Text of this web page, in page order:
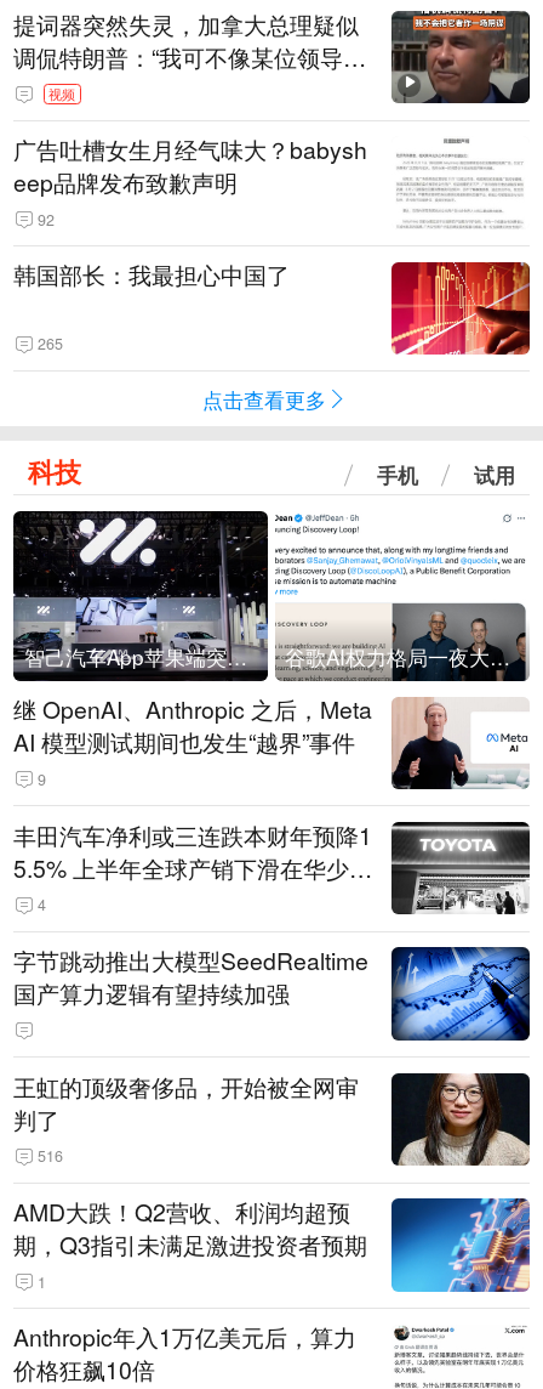
提词器突然失灵，加拿大总理疑似
调侃特朗普：“我可不像某位领导
人，把这当成一场阴谋”，全场哄笑
视频
广告吐槽女生月经气味大？babysh
eep品牌发布致歉声明
92
韩国部长：我最担心中国了
265
点击查看更多
科技 手机 试用
智己汽车App苹果端突然“下架” 谷歌AI权力格局一夜大洗牌
继 OpenAI、Anthropic 之后，Meta
AI 模型测试期间也发生“越界”事件
9
丰田汽车净利或三连跌本财年预降1
5.5% 上半年全球产销下滑在华少卖
14.3万辆
4
字节跳动推出大模型SeedRealtime
国产算力逻辑有望持续加强
王虹的顶级奢侈品，开始被全网审
判了
516
AMD大跌！Q2营收、利润均超预
期，Q3指引未满足激进投资者预期
1
Anthropic年入1万亿美元后，算力
价格狂飙10倍